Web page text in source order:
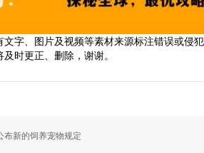
字、图片及视频等素材来源标注错误或侵
时更正、删除，谢谢。
布新的饲养宠物规定